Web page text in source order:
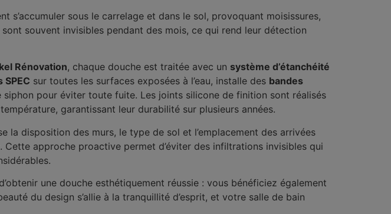
sous le carrelage et dans le sol, provoquant moisissures,
souvent invisibles pendant des mois, ce qui rend leur détection
Rénovation, chaque douche est traitée avec un système d’étanchéité
sur toutes les surfaces exposées à l’eau, installe des bandes
pour éviter toute fuite. Les joints silicone de finition sont réalisés
garantissant leur durabilité sur plusieurs années.
la disposition des murs, le type de sol et l’emplacement des arrivées
approche proactive permet d’éviter des infiltrations invisibles qui
une douche esthétiquement réussie : vous bénéficiez également
du design s’allie à la tranquillité d’esprit, et votre salle de bain